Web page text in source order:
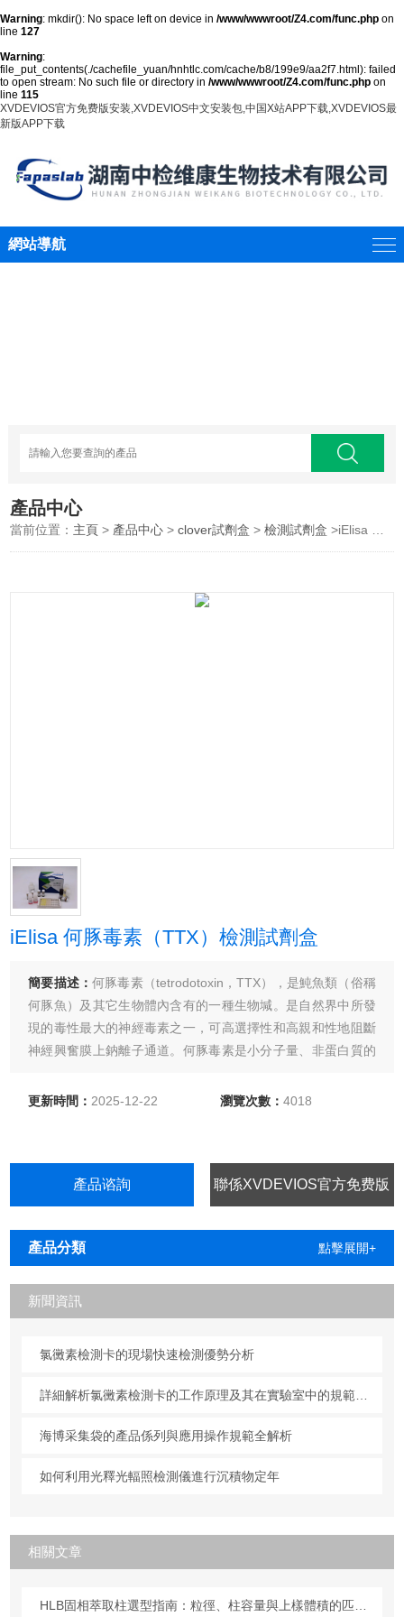
Warning: mkdir(): No space left on device in /www/wwwroot/Z4.com/func.php on
line 127
Warning:
file_put_contents(./cachefile_yuan/hnhtlc.com/cache/b8/199e9/aa2f7.html): failed
to open stream: No such file or directory in /www/wwwroot/Z4.com/func.php on
line 115
XVDEVIOS官方免费版安装,XVDEVIOS中文安装包,中国X站APP下载,XVDEVIOS最
新版APP下载
網站導航
產品中心
當前位置： 主頁 > 產品中心 >clover試劑盒 >檢測試劑盒 >iElisa 何豚毒素（TTX）檢測試劑盒
iElisa 何豚毒素（TTX）檢測試劑盒
簡要描述：何豚毒素（tetrodotoxin，TTX），是魨魚類（俗稱
何豚魚）及其它生物體內含有的一種生物堿。是自然界中所發
現的毒性最大的神經毒素之一，可高選擇性和高親和性地阻斷
神經興奮膜上鈉離子通道。何豚毒素是小分子量、非蛋白質的
即可致人於死命。
更新時間：2025-12-22 瀏覽次數： 4018
產品谘詢 聯係XVDEVIOS官方免费版
安装
產品分類
點擊展開+
新聞資訊
氯黴素檢測卡的現場快速檢測優勢分析
詳細解析氯黴素檢測卡的工作原理及其在實驗室中的規範操作與維護方法
海博采集袋的產品係列與應用操作規範全解析
如何利用光釋光輻照檢測儀進行沉積物定年
相關文章
HLB固相萃取柱選型指南：粒徑、柱容量與上樣體積的匹配原則